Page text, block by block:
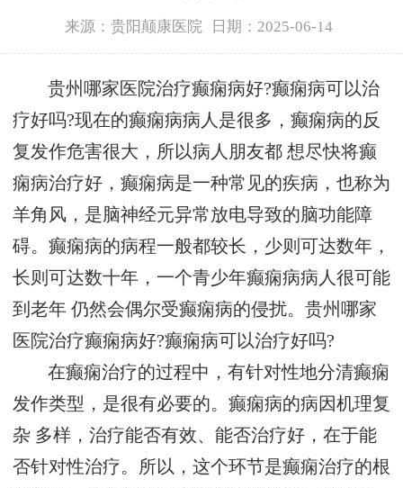
来源：贵阳颠康医院 日期：2025-06-14
贵州哪家医院治疗癫痫病好?癫痫病可以治
疗好吗?现在的癫痫病病人是很多，癫痫病的反
复发作危害很大，所以病人朋友都 想尽快将癫
痫病治疗好，癫痫病是一种常见的疾病，也称为
羊角风，是脑神经元异常放电导致的脑功能障
碍。癫痫病的病程一般都较长，少则可达数年，
长则可达数十年，一个青少年癫痫病病人很可能
到老年 仍然会偶尔受癫痫病的侵扰。贵州哪家
医院治疗癫痫病好?癫痫病可以治疗好吗?
在癫痫治疗的过程中，有针对性地分清癫痫
发作类型，是很有必要的。癫痫病的病因机理复
杂 多样，治疗能否有效、能否治疗好，在于能
否针对性治疗。所以，这个环节是癫痫治疗的根